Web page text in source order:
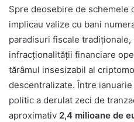
Spre deosebire de schemele
implicau valize cu bani
paradisuri fiscale tradiționale,
infracționalității financiare
tărâmul insesizabil al
descentralizate. Între
politic a derulat zeci de
aproximativ 2,4 milioane de